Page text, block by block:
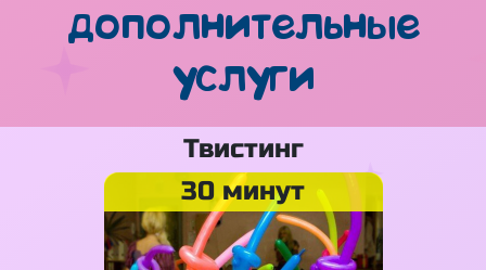
дополнительные
услуги
Твистинг
30 минут